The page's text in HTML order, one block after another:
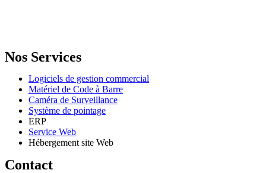
Nos Services
Logiciels de gestion commercial
Matériel de Code à Barre
Caméra de Surveillance
Système de pointage
ERP
Service Web
Hébergement site Web
Contact